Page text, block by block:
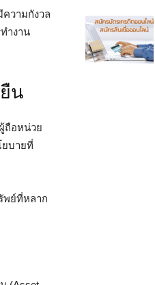
ความกังวล
ำงาน
น
ถือหน่วย
ยบายที่
พย์ที่หลาก